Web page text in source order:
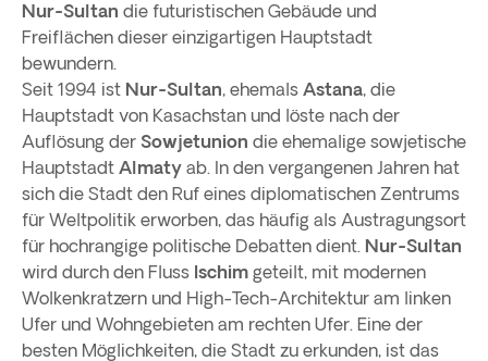
Nur-Sultan die futuristischen Gebäude und
Freiflächen dieser einzigartigen Hauptstadt
bewundern.
Seit 1994 ist Nur-Sultan, ehemals Astana, die
Hauptstadt von Kasachstan und löste nach der
Auflösung der Sowjetunion die ehemalige sowjetische
Hauptstadt Almaty ab. In den vergangenen Jahren hat
sich die Stadt den Ruf eines diplomatischen Zentrums
für Weltpolitik erworben, das häufig als Austragungsort
für hochrangige politische Debatten dient. Nur-Sultan
wird durch den Fluss Ischim geteilt, mit modernen
Wolkenkratzern und High-Tech-Architektur am linken
Ufer und Wohngebieten am rechten Ufer. Eine der
besten Möglichkeiten, die Stadt zu erkunden, ist das